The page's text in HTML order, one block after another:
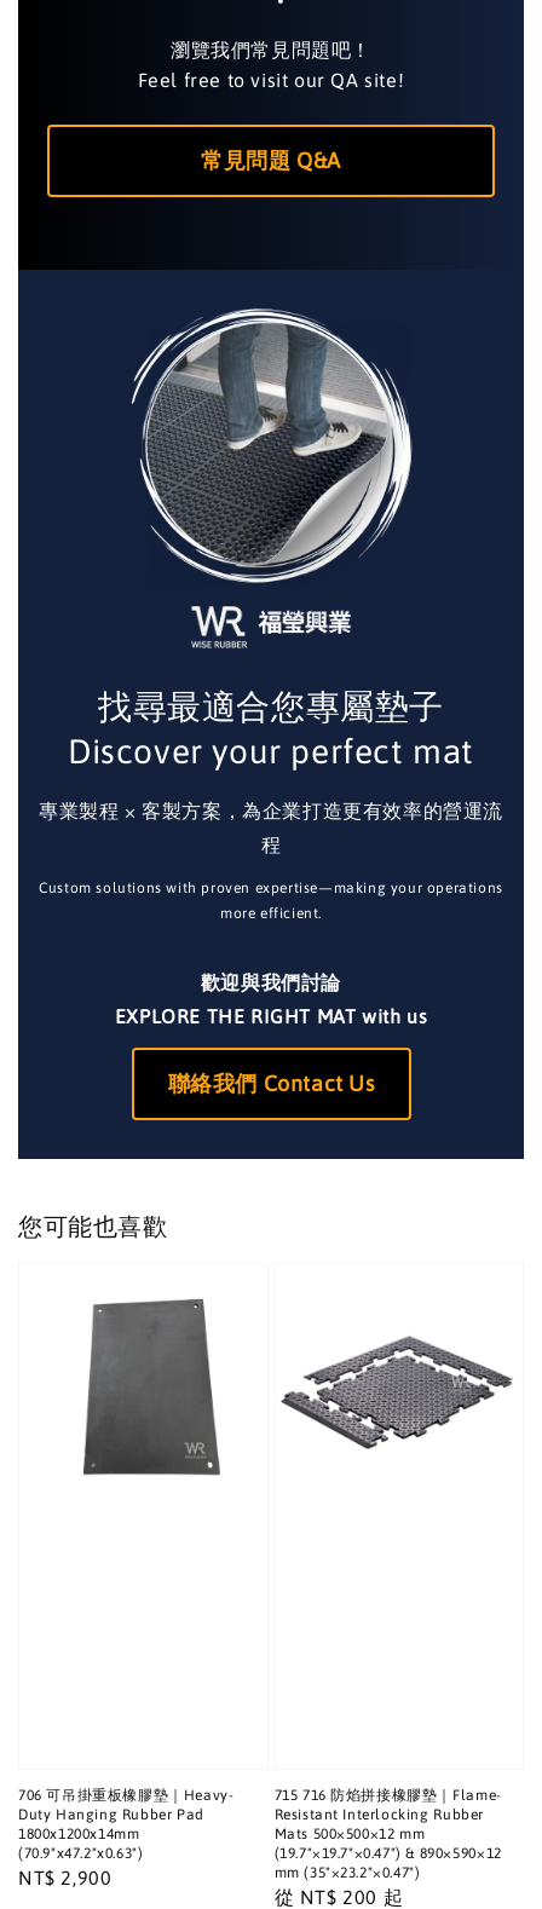
瀏覽我們常見問題吧！
Feel free to visit our QA site!
常見問題 Q&A
找尋最適合您專屬墊子
Discover your perfect mat
專業製程 × 客製方案，為企業打造更有效率的營運流
程
Custom solutions with proven expertise—making your operations
more efficient.
歡迎與我們討論
EXPLORE THE RIGHT MAT with us
聯絡我們 Contact Us
您可能也喜歡
706 可吊掛重板橡膠墊｜Heavy-
Duty Hanging Rubber Pad
1800x1200x14mm
(70.9"x47.2"x0.63")
Regular
NT$ 2,900
715 716 防焰拼接橡膠墊｜Flame-
Resistant Interlocking Rubber
Mats 500×500×12 mm
(19.7"×19.7"×0.47") & 890×590×12
mm (35"×23.2"×0.47")
Regular
從 NT$ 200 起